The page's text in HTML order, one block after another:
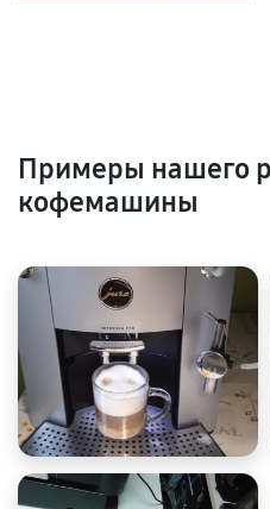
Примеры нашего
кофемашины